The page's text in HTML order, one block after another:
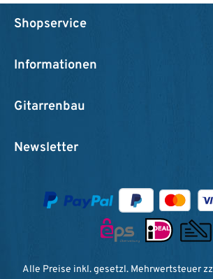
Shopservice
Informationen
Gitarrenbau
Newsletter
Alle Preise inkl. gesetzl. Mehrwertsteuer